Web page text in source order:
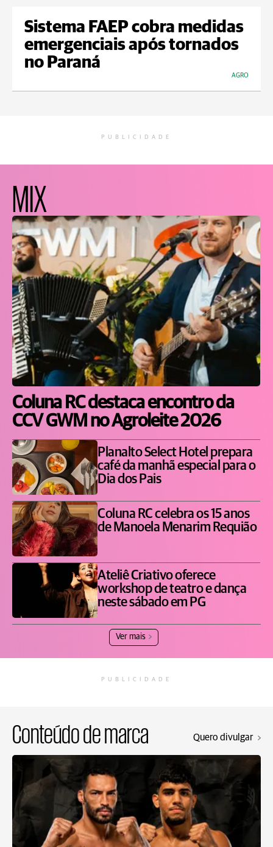
Sistema FAEP cobra medidas
emergenciais após tornados
no Paraná
AGRO
PUBLICIDADE
MIX
Coluna RC destaca encontro da
CCV GWM no Agroleite 2026
Planalto Select Hotel prepara
café da manhã especial para o
Dia dos Pais
Coluna RC celebra os 15 anos
de Manoela Menarim Requião
Ateliê Criativo oferece
workshop de teatro e dança
neste sábado em PG
Ver mais
PUBLICIDADE
Conteúdo de marca Quero divulgar